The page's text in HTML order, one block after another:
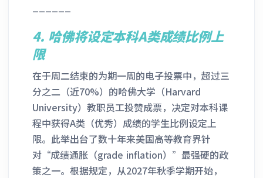
4. 哈佛将设定本科A类成绩比例上
限
在于周二结束的为期一周的电子投票中，超过三
分之二（近70%）的哈佛大学（Harvard
University）教职员工投赞成票，决定对本科课
程中获得A类（优秀）成绩的学生比例设定上
限。此举出台了数十年来美国高等教育界针
对“成绩通胀（grade inflation）”最强硬的政
策之一。根据规定，从2027年秋季学期开始，